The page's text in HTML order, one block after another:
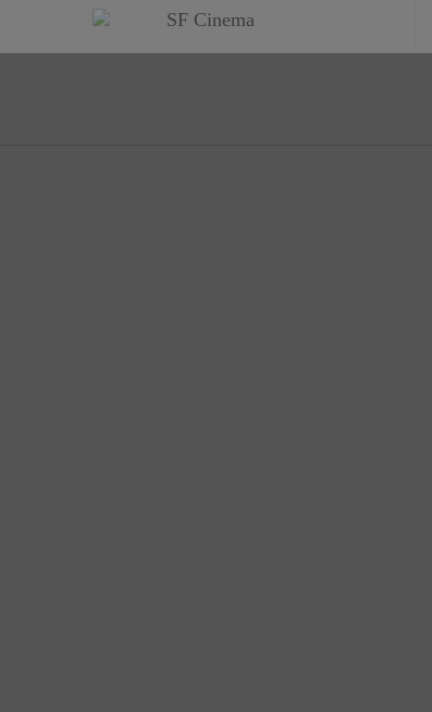
SF Cinema